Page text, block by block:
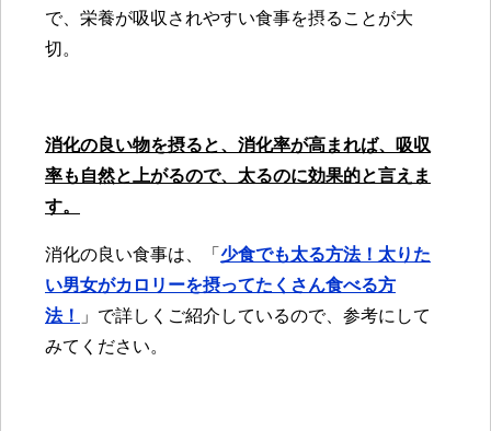
で、栄養が吸収されやすい食事を摂ることが大
切。
消化の良い物を摂ると、消化率が高まれば、吸収
率も自然と上がるので、太るのに効果的と言えま
す。
消化の良い食事は、「 少食でも太る方法！太りた
い男女がカロリーを摂ってたくさん食べる方
法！
」で詳しくご紹介しているので、参考にして
みてください。